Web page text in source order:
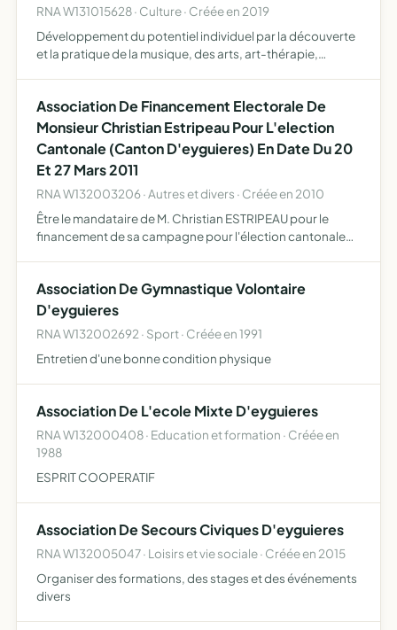
RNA W131015628 · Culture · Créée en 2019
Développement du potentiel individuel par la découverte
et la pratique de la musique, des arts, art-thérapie,
collectif…
Association De Financement Electorale De
Monsieur Christian Estripeau Pour L'election
Cantonale (Canton D'eyguieres) En Date Du 20
Et 27 Mars 2011
RNA W132003206 · Autres et divers · Créée en 2010
Être le mandataire de M. Christian ESTRIPEAU pour le
financement de sa campagne pour l'élection cantonale
Association De Gymnastique Volontaire
D'eyguieres
RNA W132002692 · Sport · Créée en 1991
Entretien d'une bonne condition physique
Association De L'ecole Mixte D'eyguieres
RNA W132000408 · Education et formation · Créée en
1988
ESPRIT COOPERATIF
Association De Secours Civiques D'eyguieres
RNA W132005047 · Loisirs et vie sociale · Créée en 2015
Organiser des formations, des stages et des événements
divers